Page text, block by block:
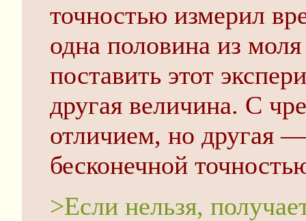
точностью измерил
одна половина из
поставить этот
другая величина. С
отличием, но другая
бесконечной
>Если нельзя,